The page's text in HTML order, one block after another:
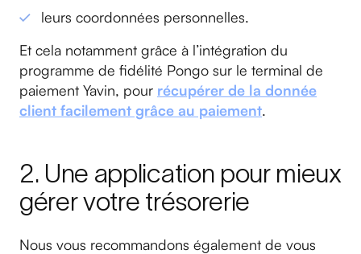
leurs coordonnées personnelles.
Et cela notamment grâce à l’intégration du
programme de fidélité Pongo sur le terminal de
paiement Yavin, pour récupérer de la donnée
client facilement grâce au paiement.
2. Une application pour mieux
gérer votre trésorerie
Nous vous recommandons également de vous